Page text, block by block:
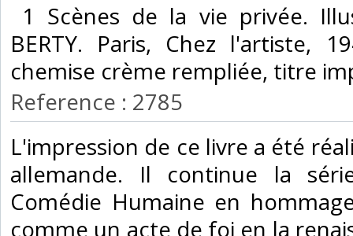
1 Scènes de la vie privée.
BERTY. Paris, Chez l'artiste,
chemise crème rempliée, titre
Reference : 2785
‎L'impression de ce livre a été
allemande. Il continue la
Comédie Humaine en
comme un acte de foi en la